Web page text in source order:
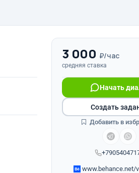
3 000 ₽/час
средняя ставка
Начать
www.behance.net/
Создать
Добавить в